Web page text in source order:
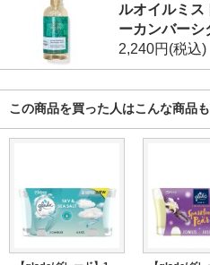
ルオイルミ
ーカンバーシ
2,240円(税込)
この商品を買った人はこんな商品